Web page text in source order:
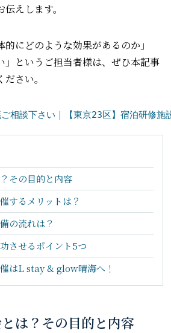
えします。
的にどのような効果があるのか」
」というご担当者様は、ぜひ本記事
さい。
ご相談下さい｜【東京23区】宿泊研
その目的と内容
するメリットは？
の流れは？
させるポイント5つ
はL stay & glow晴海へ！
は？その目的と内容